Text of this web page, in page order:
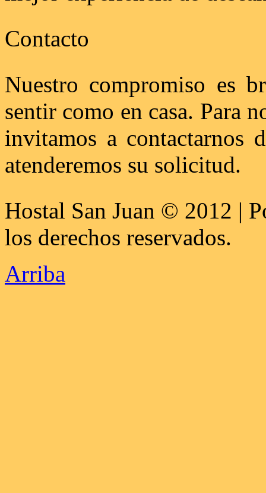
Contacto
Nuestro compromiso es
sentir como en casa. Para
invitamos a
atenderemos su solicitud.
Hostal San Juan © 2012 |
los derechos reservados.
Arriba